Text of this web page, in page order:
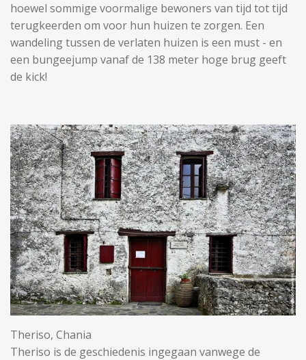
hoewel sommige voormalige bewoners van tijd tot tijd
terugkeerden om voor hun huizen te zorgen. Een
wandeling tussen de verlaten huizen is een must - en
een bungeejump vanaf de 138 meter hoge brug geeft
de kick!
Theriso, Chania
Theriso is de geschiedenis ingegaan vanwege de